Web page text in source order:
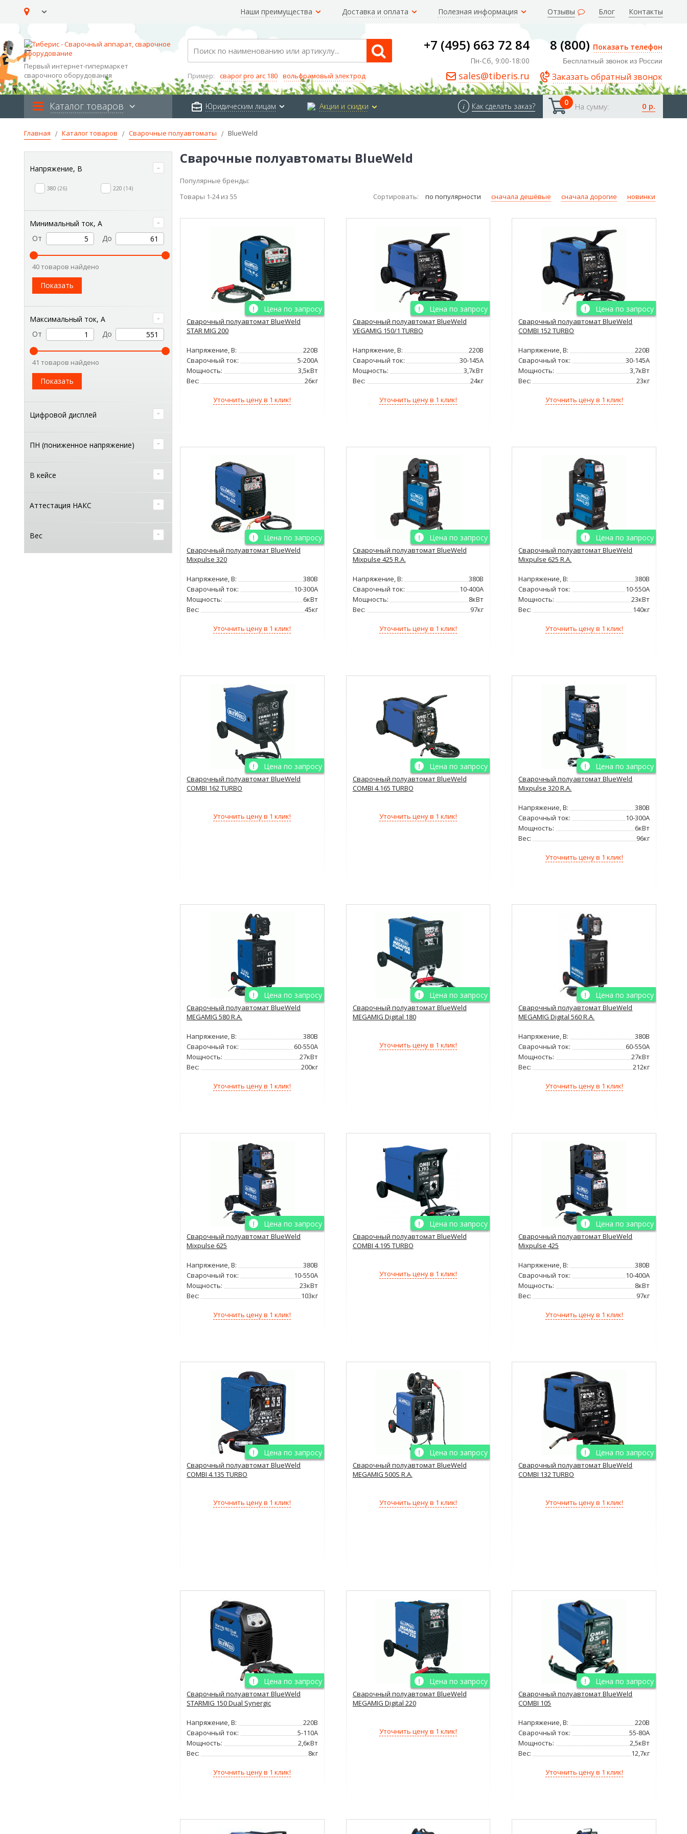
Наши преимущества Доставка и оплата Полезная информация Отзывы Блог Контакты
Первый интернет-гипермаркет
сварочного оборудования
Search
Пример: сварог pro arc 180 вольфрамовый электрод
+7 (495) 663 72 84
Пн-Сб, 9:00-18:00
sales@tiberis.ru
8 (800) Показать телефон
Бесплатный звонок из России
Заказать обратный звонок
Каталог товаров Юридическим лицам Акции и скидки 0 На сумму: 0 р.
i Как сделать заказ?
Главная Каталог товаров Сварочные полуавтоматы BlueWeld
Сварочные полуавтоматы BlueWeld
Популярные бренды:
Товары 1-24из 55 Сортировать: по популярности сначала дешёвые сначала дорогие новинки
Цена по запросу
Сварочный полуавтомат BlueWeld
STAR MIG 200
Напряжение, В:
220В
Сварочный ток:
5-200А
Мощность:
3,5кВт
Вес:
26кг
Уточнить цену в 1 клик!
Цена по запросу
Сварочный полуавтомат BlueWeld
VEGAMIG 150/1 TURBO
Напряжение, В:
220В
Сварочный ток:
30-145А
Мощность:
3,7кВт
Вес:
24кг
Уточнить цену в 1 клик!
Цена по запросу
Сварочный полуавтомат BlueWeld
COMBI 152 TURBO
Напряжение, В:
220В
Сварочный ток:
30-145А
Мощность:
3,7кВт
Вес:
23кг
Уточнить цену в 1 клик!
Цена по запросу
Сварочный полуавтомат BlueWeld
Mixpulse 320
Напряжение, В:
380В
Сварочный ток:
10-300А
Мощность:
6кВт
Вес:
45кг
Уточнить цену в 1 клик!
Цена по запросу
Сварочный полуавтомат BlueWeld
Mixpulse 425 R.A.
Напряжение, В:
380В
Сварочный ток:
10-400А
Мощность:
8кВт
Вес:
97кг
Уточнить цену в 1 клик!
Цена по запросу
Сварочный полуавтомат BlueWeld
Mixpulse 625 R.A.
Напряжение, В:
380В
Сварочный ток:
10-550А
Мощность:
23кВт
Вес:
140кг
Уточнить цену в 1 клик!
Цена по запросу
Сварочный полуавтомат BlueWeld
COMBI 162 TURBO
Уточнить цену в 1 клик!
Цена по запросу
Сварочный полуавтомат BlueWeld
COMBI 4.165 TURBO
Уточнить цену в 1 клик!
Цена по запросу
Сварочный полуавтомат BlueWeld
Mixpulse 320 R.A.
Напряжение, В:
380В
Сварочный ток:
10-300А
Мощность:
6кВт
Вес:
96кг
Уточнить цену в 1 клик!
Цена по запросу
Сварочный полуавтомат BlueWeld
MEGAMIG 580 R.A.
Напряжение, В:
380В
Сварочный ток:
60-550А
Мощность:
27кВт
Вес:
200кг
Уточнить цену в 1 клик!
Цена по запросу
Сварочный полуавтомат BlueWeld
MEGAMIG Digital 180
Уточнить цену в 1 клик!
Цена по запросу
Сварочный полуавтомат BlueWeld
MEGAMIG Digital 560 R.A.
Напряжение, В:
380В
Сварочный ток:
60-550А
Мощность:
27кВт
Вес:
212кг
Уточнить цену в 1 клик!
Цена по запросу
Сварочный полуавтомат BlueWeld
Mixpulse 625
Напряжение, В:
380В
Сварочный ток:
10-550А
Мощность:
23кВт
Вес:
103кг
Уточнить цену в 1 клик!
Цена по запросу
Сварочный полуавтомат BlueWeld
COMBI 4.195 TURBO
Уточнить цену в 1 клик!
Цена по запросу
Сварочный полуавтомат BlueWeld
Mixpulse 425
Напряжение, В:
380В
Сварочный ток:
10-400А
Мощность:
8кВт
Вес:
97кг
Уточнить цену в 1 клик!
Цена по запросу
Сварочный полуавтомат BlueWeld
COMBI 4.135 TURBO
Уточнить цену в 1 клик!
Цена по запросу
Сварочный полуавтомат BlueWeld
MEGAMIG 500S R.A.
Уточнить цену в 1 клик!
Цена по запросу
Сварочный полуавтомат BlueWeld
COMBI 132 TURBO
Уточнить цену в 1 клик!
Цена по запросу
Сварочный полуавтомат BlueWeld
STARMIG 150 Dual Synergic
Напряжение, В:
220В
Сварочный ток:
5-110А
Мощность:
2,6кВт
Вес:
8кг
Уточнить цену в 1 клик!
Цена по запросу
Сварочный полуавтомат BlueWeld
MEGAMIG Digital 220
Уточнить цену в 1 клик!
Цена по запросу
Сварочный полуавтомат BlueWeld
COMBI 105
Напряжение, В:
220В
Сварочный ток:
55-80А
Мощность:
2,5кВт
Вес:
12,7кг
Уточнить цену в 1 клик!
Напряжение, В
380 26 220 14
Минимальный ток, А
От
До
40 товаров найдено
Показать
Максимальный ток, А
От
До
41 товаров найдено
Показать
Цифровой дисплей
ПН (пониженное напряжение)
В кейсе
Аттестация НАКС
Вес